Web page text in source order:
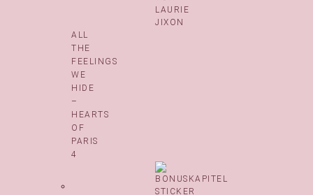
ALL
THE
FEELINGS
WE
HIDE
–
HEARTS
OF
PARIS
4